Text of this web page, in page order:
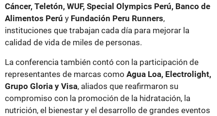
Cáncer, Teletón, WUF, Special Olympics Perú, Banco de
Alimentos Perú y Fundación Peru Runners,
instituciones que trabajan cada día para mejorar la
calidad de vida de miles de personas.
La conferencia también contó con la participación de
representantes de marcas como Agua Loa, Electrolight,
Grupo Gloria y Visa, aliados que reafirmaron su
compromiso con la promoción de la hidratación, la
nutrición, el bienestar y el desarrollo de grandes eventos